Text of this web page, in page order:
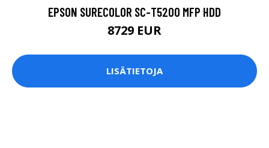
EPSON SURECOLOR SC-T5200 MFP HDD
8729 EUR
LISÄTIETOJA